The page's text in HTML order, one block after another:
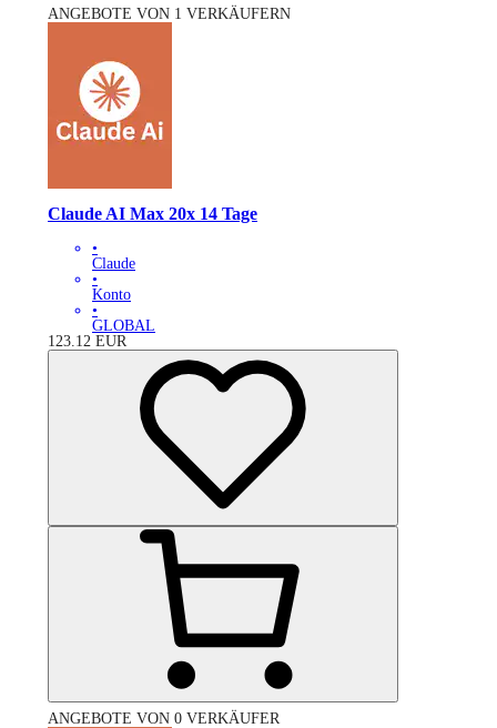
ANGEBOTE VON 1 VERKÄUFERN
Claude AI Max 20x 14 Tage
•
Claude
•
Konto
•
GLOBAL
123.12 EUR
ANGEBOTE VON 0 VERKÄUFER